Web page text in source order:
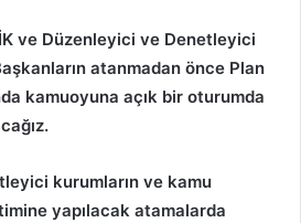
ve Düzenleyici ve Denetleyici
atanmadan önce Plan
kamuoyuna açık bir oturumda
kurumların ve kamu
yapılacak atamalarda